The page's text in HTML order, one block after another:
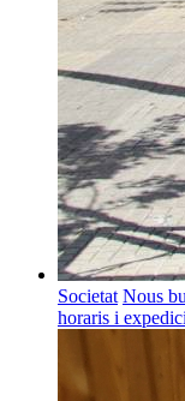
Societat Nous
horaris i